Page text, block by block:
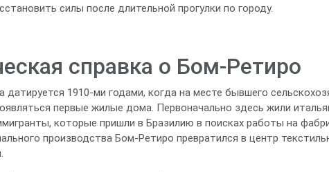
силы после длительной прогулки по городу.
справка о Бом‑Ретиро
датируется 1910‑ми годами, когда на месте бывшего
первые жилые дома. Первоначально здесь жили
которые пришли в Бразилию в поисках работы на
производства Бом‑Ретиро превратился в центр